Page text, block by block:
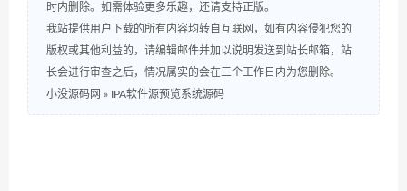
时内删除。如需体验更多乐趣，还请支持正版。
我站提供用户下载的所有内容均转自互联网，如有内容侵犯您的
版权或其他利益的，请编辑邮件并加以说明发送到站长邮箱，站
长会进行审查之后，情况属实的会在三个工作日内为您删除。
小没源码网 » IPA软件源预览系统源码